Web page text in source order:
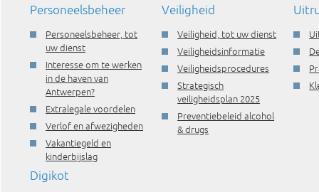
Personeelsbeheer
Personeelsbeheer, tot
uw dienst
Interesse om te werken
in de haven van
Antwerpen?
Extralegale voordelen
Verlof en afwezigheden
Vakantiegeld en
kinderbijslag
Veiligheid
Veiligheid, tot uw dienst
Veiligheidsinformatie
Veiligheidsprocedures
Strategisch
veiligheidsplan 2025
Preventiebeleid alcohol
& drugs
Digikot